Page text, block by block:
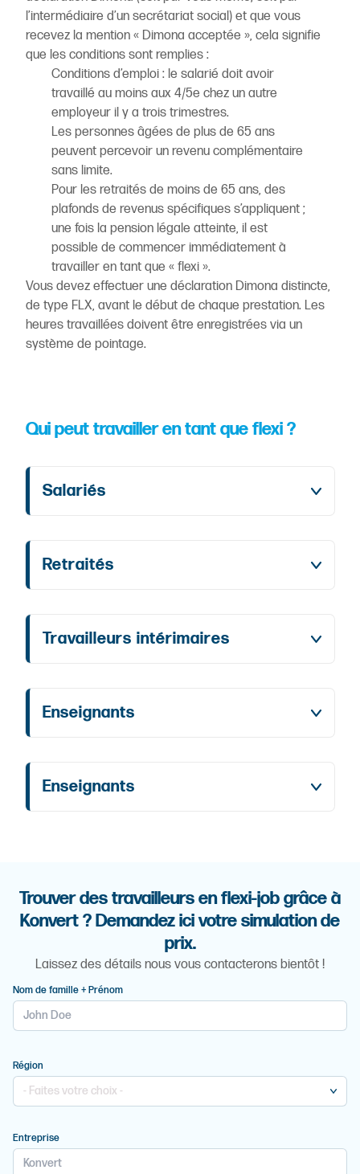
l’intermédiaire d’un secrétariat social) et que vous
recevez la mention « Dimona acceptée », cela signifie
que les conditions sont remplies :
Conditions d’emploi : le salarié doit avoir
travaillé au moins aux 4/5e chez un autre
employeur il y a trois trimestres.
Les personnes âgées de plus de 65 ans
peuvent percevoir un revenu complémentaire
sans limite.
Pour les retraités de moins de 65 ans, des
plafonds de revenus spécifiques s’appliquent ;
une fois la pension légale atteinte, il est
possible de commencer immédiatement à
travailler en tant que « flexi ».
Vous devez effectuer une déclaration Dimona distincte,
de type FLX, avant le début de chaque prestation. Les
heures travaillées doivent être enregistrées via un
système de pointage.
Qui peut travailler en tant que flexi ?
Salariés
Retraités
Travailleurs intérimaires
Enseignants
Enseignants
Trouver des travailleurs en flexi-job grâce à
Konvert ? Demandez ici votre simulation de
prix.
Laissez des détails nous vous contacterons bientôt !
Nom de famille + Prénom
Région
Entreprise